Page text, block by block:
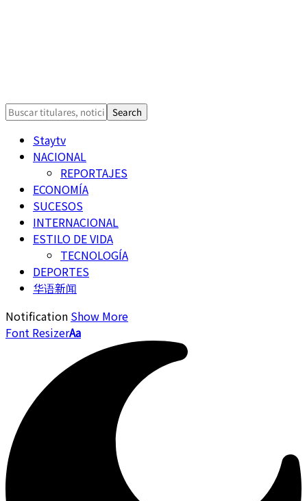
Staytv
NACIONAL
REPORTAJES
ECONOMÍA
SUCESOS
INTERNACIONAL
ESTILO DE VIDA
TECNOLOGÍA
DEPORTES
华语新闻
Notification Show More
Font ResizerAa